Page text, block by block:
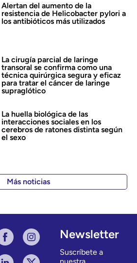
Alertan del aumento de la
resistencia de Helicobacter pylori a
los antibióticos más utilizados
La cirugía parcial de laringe
transoral se confirma como una
técnica quirúrgica segura y eficaz
para tratar el cáncer de laringe
supraglótico
La huella biológica de las
interacciones sociales en los
cerebros de ratones distinta según
el sexo
Más noticias
Newsletter
Suscríbete a